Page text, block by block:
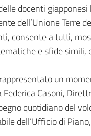
docenti
dell’Unione
consente a tutti,
e sfide
un
Casoni,
quotidiano del
dell’Ufficio di